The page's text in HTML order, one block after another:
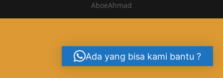
AboeAhmad
Ada yang bisa kami bantu ?